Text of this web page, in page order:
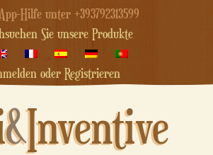
Hilfe unter +393792313599
Sie unsere Produkte
oder Registrieren
&Inventive